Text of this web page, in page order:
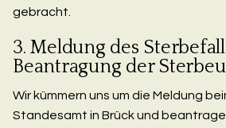
gebracht.
3. Meldung des
Beantragung der
Wir kümmern uns um die Meldung
Standesamt in Brück und